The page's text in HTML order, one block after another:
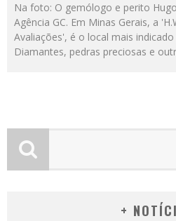
Na foto: O gemólogo e perito
Agência GC. Em Minas Gerais, a
Avaliações', é o local mais
Diamantes, pedras preciosas e outr
+